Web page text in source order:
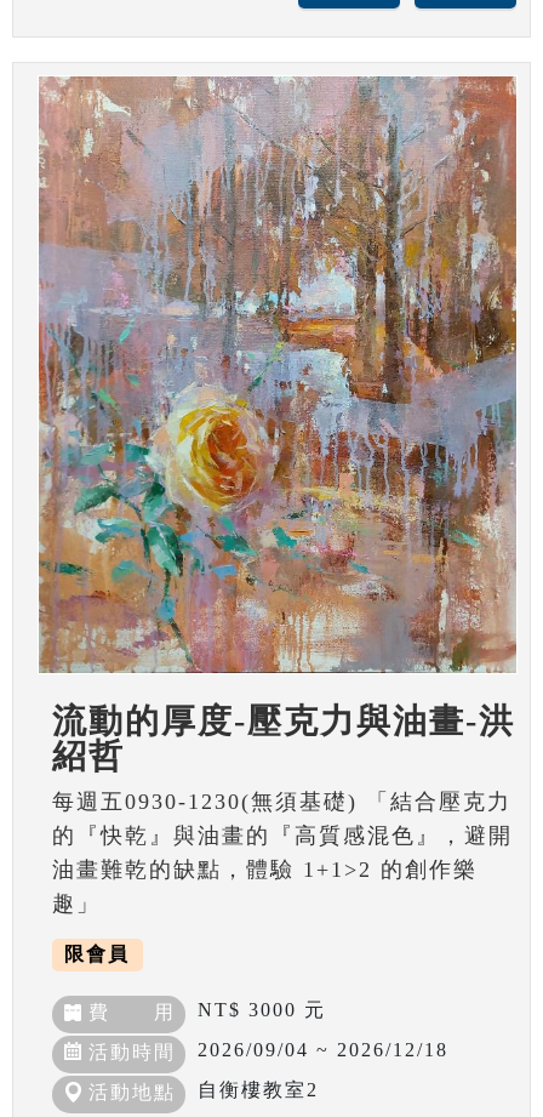
流動的厚度-壓克力與油畫-洪
紹哲
每週五0930-1230(無須基礎) 「結合壓克力
的『快乾』與油畫的『高質感混色』，避開
油畫難乾的缺點，體驗 1+1>2 的創作樂
趣」
限會員
費 用 NT$ 3000 元
活動時間 2026/09/04 ~ 2026/12/18
活動地點 自衡樓教室2